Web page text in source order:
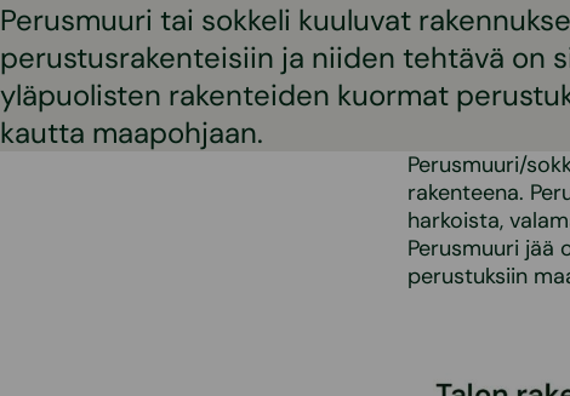
Perusmuuri tai sokkeli kuuluvat
perustusrakenteisiin ja niiden tehtävä on
yläpuolisten rakenteiden kuormat
kautta maapohjaan.
Perusmuuri/
rakenteena.
harkoista,
Perusmuuri jää
perustuksiin